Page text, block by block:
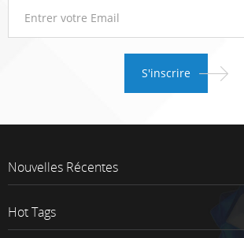
Nouvelles Récentes
Hot Tags